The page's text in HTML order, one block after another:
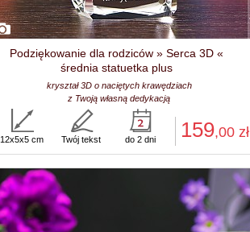
Podziękowanie dla rodziców » Serca 3D «
średnia statuetka plus
kryształ 3D o naciętych krawędziach
z Twoją własną dedykacją
159,00zł
12x5x5 cm Twój tekst do 2 dni